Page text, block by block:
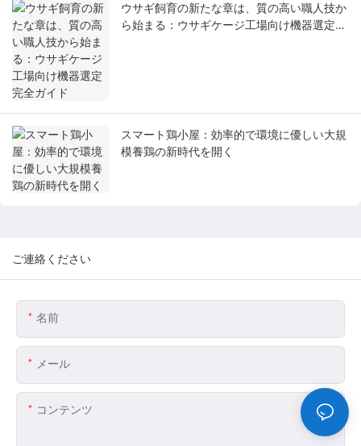
ウサギ飼育の新たな章は、質の高い職人技か
ら始まる：ウサギケージ工場向け機器選定完
スマート鶏小屋：効率的で環境に優しい大規
模養鶏の新時代を開く
ご連絡ください
名前
メール
コンテンツ